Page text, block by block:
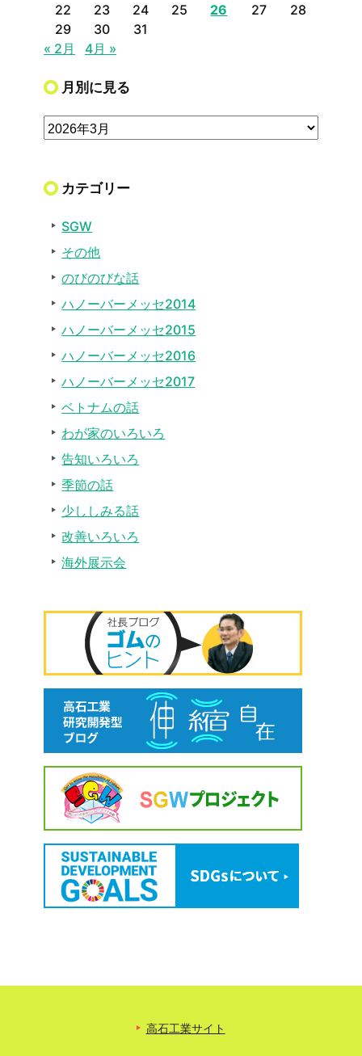
22
23 24 25 26 27
28
29
30
31
« 2月
4月 »
月別に見る
カテゴリー
SGW
その他
のびのびな話
ハノーバーメッセ2014
ハノーバーメッセ2015
ハノーバーメッセ2016
ハノーバーメッセ2017
ベトナムの話
わが家のいろいろ
告知いろいろ
季節の話
少ししみる話
改善いろいろ
海外展示会
高石工業サイト